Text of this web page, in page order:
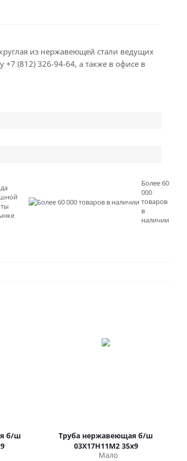
из нержавеющей стали ведущих
(812) 326-94-64, а также в офисе в
Более 60
000
товаров
в
наличии
б/ш
Труба нержавеющая б/ш
03Х17Н11М2 35х9
Мало